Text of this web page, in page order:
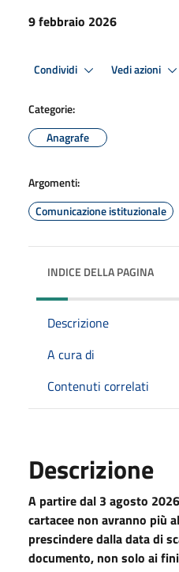
9 febbraio 2026
Condividi Vedi azioni
Categorie:
Anagrafe
Argomenti:
Comunicazione istituzionale
INDICE DELLA PAGINA
Descrizione
A cura di
Contenuti correlati
Descrizione
A partire dal 3 agosto
cartacee non avranno più
prescindere dalla data di
documento, non solo ai